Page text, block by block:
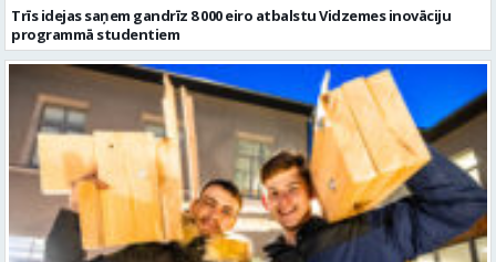
Trīs idejas saņem gandrīz 8 000 eiro atbalstu Vidzemes inovāciju
programmā studentiem